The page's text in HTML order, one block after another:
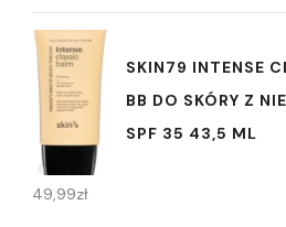
SKIN79 INTENSE
BB DO SKÓRY Z
SPF 35 43,5 ML
49,99zł